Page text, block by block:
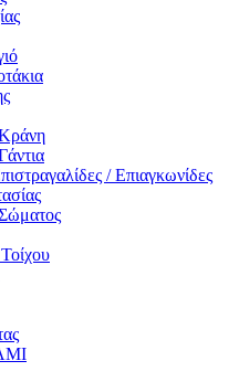
/ Επιαγκωνίδες